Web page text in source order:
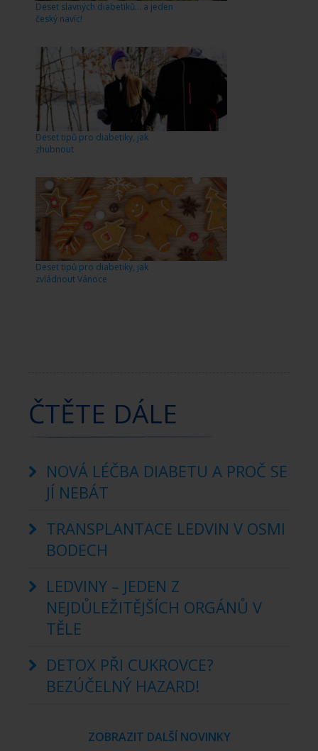
Deset slavných diabetiků… a jeden
český navíc!
Deset tipů pro diabetiky, jak
zhubnout
Deset tipů pro diabetiky, jak
zvládnout Vánoce
ČTĚTE DÁLE
NOVÁ LÉČBA DIABETU A PROČ SE
JÍ NEBÁT
TRANSPLANTACE LEDVIN V OSMI
BODECH
LEDVINY – JEDEN Z
NEJDŮLEŽITĚJŠÍCH ORGÁNŮ V
TĚLE
DETOX PŘI CUKROVCE?
BEZÚČELNÝ HAZARD!
ZOBRAZIT DALŠÍ NOVINKY